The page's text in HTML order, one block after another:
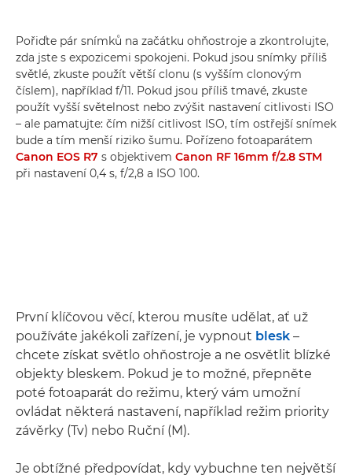
Pořiďte pár snímků na začátku ohňostroje a zkontrolujte,
zda jste s expozicemi spokojeni. Pokud jsou snímky příliš
světlé, zkuste použít větší clonu (s vyšším clonovým
číslem), například f/11. Pokud jsou příliš tmavé, zkuste
použít vyšší světelnost nebo zvýšit nastavení citlivosti ISO
– ale pamatujte: čím nižší citlivost ISO, tím ostřejší snímek
bude a tím menší riziko šumu. Pořízeno fotoaparátem
Canon EOS R7 s objektivem Canon RF 16mm f/2.8 STM
při nastavení 0,4 s, f/2,8 a ISO 100.
První klíčovou věcí, kterou musíte udělat, ať už
používáte jakékoli zařízení, je vypnout blesk –
chcete získat světlo ohňostroje a ne osvětlit blízké
objekty bleskem. Pokud je to možné, přepněte
poté fotoaparát do režimu, který vám umožní
ovládat některá nastavení, například režim priority
závěrky (Tv) nebo Ruční (M).
Je obtížné předpovídat, kdy vybuchne ten největší